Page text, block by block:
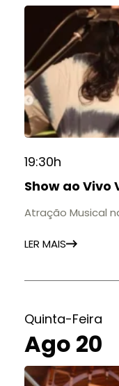
19:30h
Show ao Vivo
Atração Musical
LER MAIS
Quinta-Feira
Ago 20